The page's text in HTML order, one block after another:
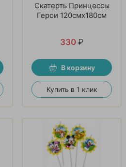
Скатерть Принцессы
Герои 120смх180см
330 ₽
В корзину
Купить в 1 клик